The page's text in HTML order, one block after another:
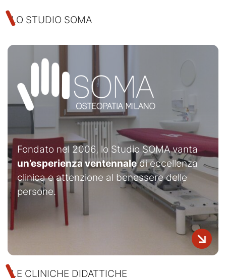
LO STUDIO SOMA
Fondato nel 2006, lo Studio SOMA vanta
un’esperienza ventennaledi eccellenza
clinica e attenzione al benessere delle
persone.
LE CLINICHE DIDATTICHE